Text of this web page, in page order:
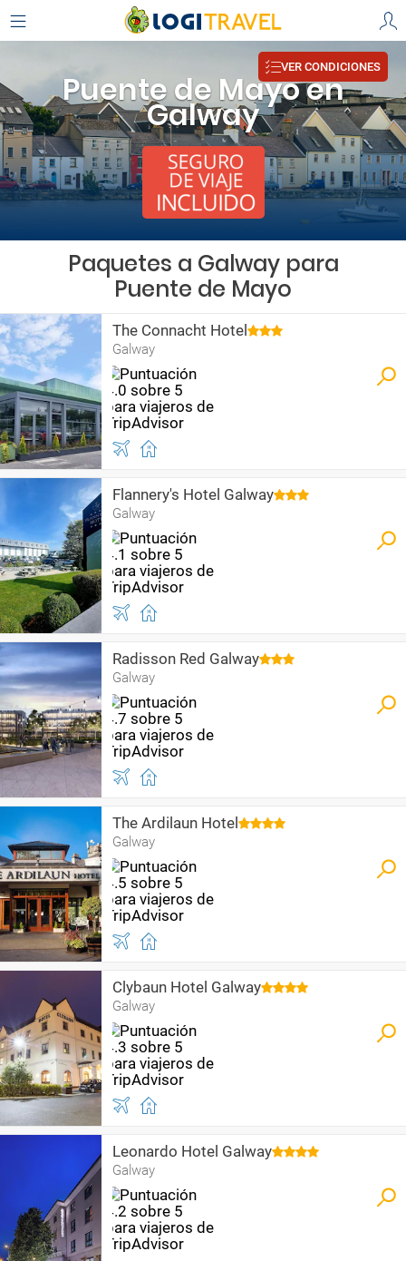
Puente de Mayo en
Galway
VER CONDICIONES
Paquetes a Galway para
Puente de Mayo
The Connacht Hotel
Galway
Flannery's Hotel Galway
Galway
Radisson Red Galway
Galway
The Ardilaun Hotel
Galway
Clybaun Hotel Galway
Galway
Leonardo Hotel Galway
Galway